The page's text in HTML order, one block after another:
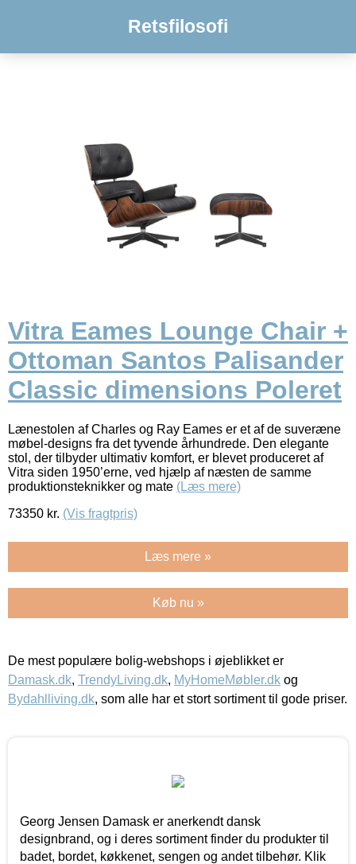
Retsfilosofi
Vitra Eames Lounge Chair +
Ottoman Santos Palisander
Classic dimensions Poleret
Lænestolen af Charles og Ray Eames er et af de suveræne
møbel-designs fra det tyvende århundrede. Den elegante
stol, der tilbyder ultimativ komfort, er blevet produceret af
Vitra siden 1950’erne, ved hjælp af næsten de samme
produktionsteknikker og mate (Læs mere)
73350 kr. (Vis fragtpris)
Læs mere »
Køb nu »
De mest populære bolig-webshops i øjeblikket er
Damask.dk, TrendyLiving.dk, MyHomeMøbler.dk og
Bydahlliving.dk, som alle har et stort sortiment til gode priser.
Georg Jensen Damask er anerkendt dansk
designbrand, og i deres sortiment finder du produkter til
badet, bordet, køkkenet, sengen og andet tilbehør. Klik